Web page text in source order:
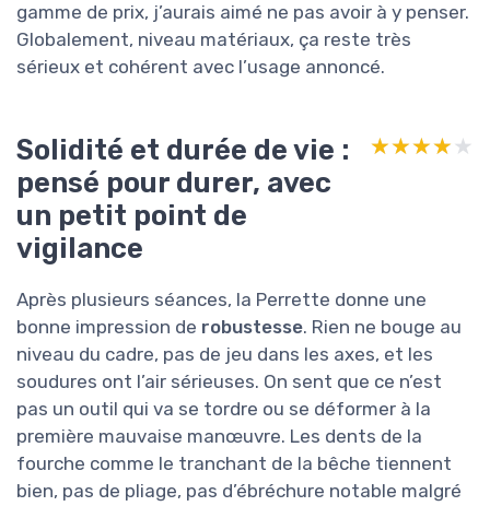
gamme de prix, j’aurais aimé ne pas avoir à y penser.
Globalement, niveau matériaux, ça reste très
sérieux et cohérent avec l’usage annoncé.
Solidité et durée de vie :
pensé pour durer, avec
un petit point de
vigilance
★★★★★
★★★★★
Après plusieurs séances, la Perrette donne une
bonne impression de robustesse. Rien ne bouge au
niveau du cadre, pas de jeu dans les axes, et les
soudures ont l’air sérieuses. On sent que ce n’est
pas un outil qui va se tordre ou se déformer à la
première mauvaise manœuvre. Les dents de la
fourche comme le tranchant de la bêche tiennent
bien, pas de pliage, pas d’ébréchure notable malgré